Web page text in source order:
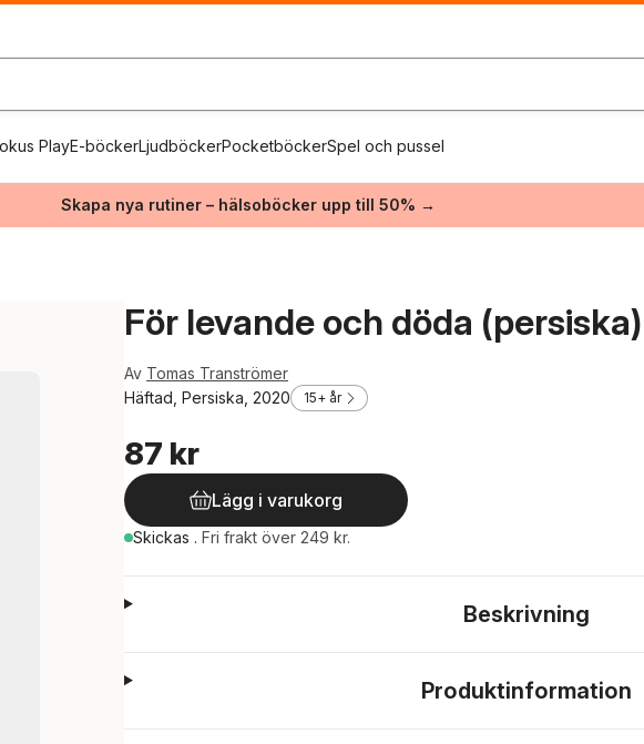
PlayE-böckerLjudböckerPocketböckerSpel och pussel
Skapa nya rutiner – hälsoböcker upp till 50% →
För levande och döda (persiska)
Av Tomas Tranströmer
Häftad, Persiska, 2020
15+ år
87 kr
Lägg i varukorg
Skickas . Fri frakt över 249 kr.
Beskrivning
Produktinformation